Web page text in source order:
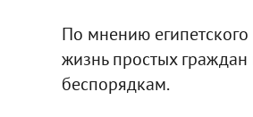
По мнению египетского
жизнь простых
беспорядкам.